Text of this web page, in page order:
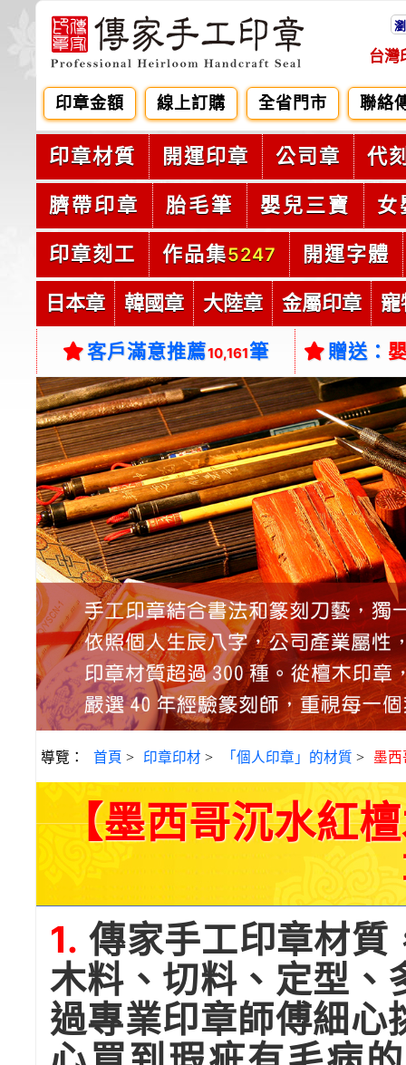
台灣
印章金額 線上訂購 全省門市 聯絡
印章材質 開運印章 公司章 代
臍帶印章 胎毛筆 嬰兒三寶 女
印章刻工 作品集5247 開運字體
日本章 韓國章 大陸章 金屬印章 寵
客戶滿意推薦10,161筆 贈送：
導覽： 首頁 > 印章印材 > 「個人印章」的材質 > 墨
【墨西哥沉水紅
1. 傳家手工印章材質
木料、切料、定型、
過專業印章師傅細心